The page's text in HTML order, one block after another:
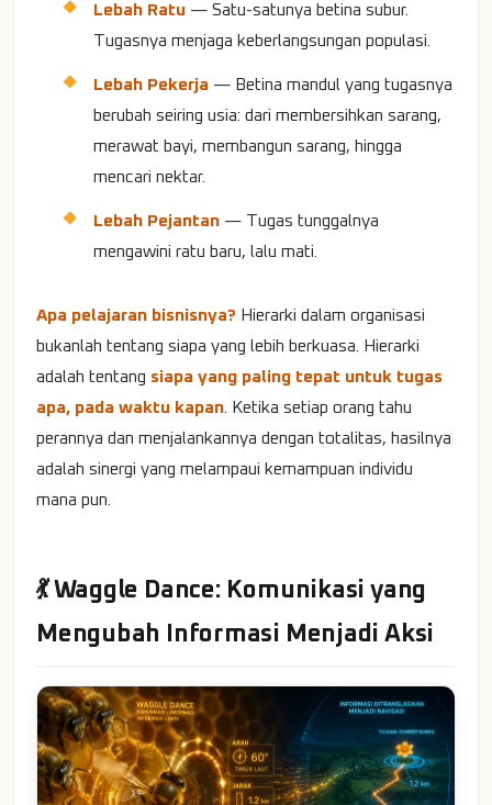
Lebah Ratu — Satu-satunya betina subur.
Tugasnya menjaga keberlangsungan populasi.
Lebah Pekerja — Betina mandul yang tugasnya
berubah seiring usia: dari membersihkan sarang,
merawat bayi, membangun sarang, hingga
mencari nektar.
Lebah Pejantan — Tugas tunggalnya
mengawini ratu baru, lalu mati.
Apa pelajaran bisnisnya? Hierarki dalam organisasi
bukanlah tentang siapa yang lebih berkuasa. Hierarki
adalah tentang siapa yang paling tepat untuk tugas
apa, pada waktu kapan . Ketika setiap orang tahu
perannya dan menjalankannya dengan totalitas, hasilnya
adalah sinergi yang melampaui kemampuan individu
mana pun.
💃 Waggle Dance: Komunikasi yang
Mengubah Informasi Menjadi Aksi